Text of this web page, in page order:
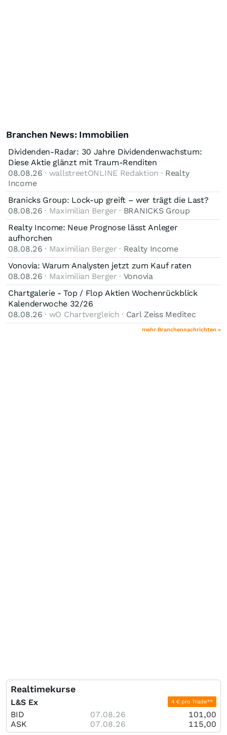
Branchen News: Immobilien
Dividenden-Radar: 30 Jahre Dividendenwachstum:
Diese Aktie glänzt mit Traum-Renditen
08.08.26 · wallstreetONLINE Redaktion · Realty
Income
Branicks Group: Lock-up greift – wer trägt die Last?
08.08.26 · Maximilian Berger · BRANICKS Group
Realty Income: Neue Prognose lässt Anleger
aufhorchen
08.08.26 · Maximilian Berger · Realty Income
Vonovia: Warum Analysten jetzt zum Kauf raten
08.08.26 · Maximilian Berger · Vonovia
Chartgalerie - Top / Flop Aktien Wochenrückblick
Kalenderwoche 32/26
08.08.26 · wO Chartvergleich · Carl Zeiss Meditec
mehr Branchennachrichten »
Realtimekurse
L&S Ex 4 € pro Trade**
BID 07.08.26
101,00
ASK
07.08.26 115,00